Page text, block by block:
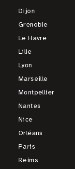
Dijon
Grenoble
Le Havre
Lille
Lyon
Marseille
Montpellier
Nantes
Nice
Orléans
Paris
Reims